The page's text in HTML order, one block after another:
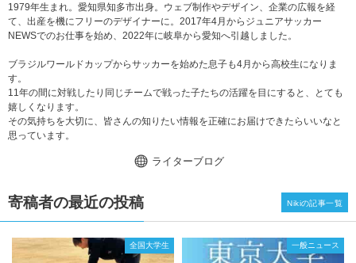
1979年生まれ。愛知県知多市出身。ウェブ制作やデザイン、企業の広報を経
て、出産を機にフリーのデザイナーに。2017年4月からジュニアサッカー
NEWSでのお仕事を始め、2022年に岐阜から愛知へ引越しました。
ブラジルワールドカップからサッカーを始めた息子も4月から高校生になりま
す。
11年の間に対戦したり同じチームで戦った子たちの活躍を目にすると、とても
嬉しくなります。
その気持ちを大切に、皆さんの知りたい情報を正確にお届けできたらいいなと
思っています。
ライターブログ
寄稿者の最近の投稿
全国大学生 一般ニュース
Nikiの記事一覧